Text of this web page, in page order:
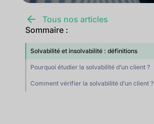
Tous nos articles
Sommaire :
Solvabilité et insolvabilité : définitions
Pourquoi étudier la solvabilité d’un client ?
Comment vérifier la solvabilité d’un client ?